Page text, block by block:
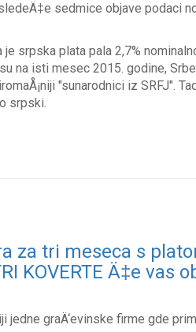
sedmice objave podaci
srpska plata pala 2,7%
na isti mesec 2015. godine,
"sunarodnici iz SRFJ".
srpski.
za tri meseca s
KOVERTE Ä‡e vas
jedne graÄ‘evinske firme gde